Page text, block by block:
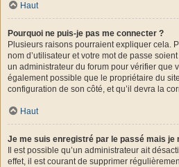
Haut
Pourquoi ne puis-je pas me connecter ?
Plusieurs raisons pourraient expliquer cela.
nom d’utilisateur et votre mot de passe
un administrateur du forum pour vérifier que
également possible que le propriétaire du
configuration de son côté, et qu’il devra la
Haut
Je me suis enregistré par le passé mais je
Il est possible qu’un administrateur ait
effet, il est courant de supprimer